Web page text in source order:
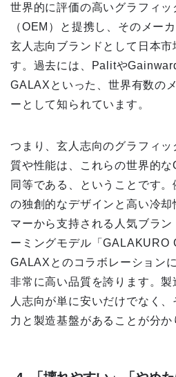
世界的に評価の高いグラフィッ
（OEM）と提携し、そのメー
玄人志向ブランドとして日本市
す。過去には、Palitや
GALAXといった、世界有数の
ーとして知られています。
つまり、玄人志向のグラフィ
質や性能は、これらの世界的
同等である、ということです
の独創的なデザインと高い冷
マーから支持される人気ブラ
ーミングモデル「GALAKURO
GALAXとのコラボレーション
非常に高い品質を誇ります。
人志向が単に安いだけでなく
力と製造基盤があることが分か